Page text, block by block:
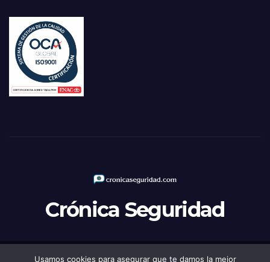
Crónica Seguridad
Usamos cookies para asegurar que te damos la mejor